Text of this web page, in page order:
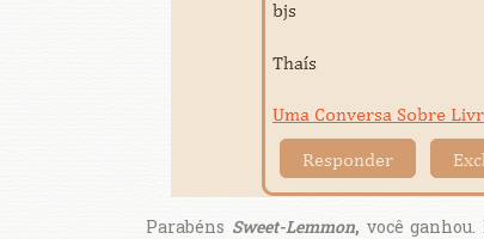
Parabéns Sweet-Lemmon, você ganhou.